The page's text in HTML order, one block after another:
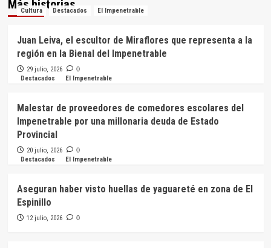
Más historias
Cultura Destacados El Impenetrable
Juan Leiva, el escultor de Miraflores que representa a la
región en la Bienal del Impenetrable
29 julio, 2026 0
Destacados El Impenetrable
Malestar de proveedores de comedores escolares del
Impenetrable por una millonaria deuda de Estado
Provincial
20 julio, 2026 0
Destacados El Impenetrable
Aseguran haber visto huellas de yaguareté en zona de El
Espinillo
12 julio, 2026 0